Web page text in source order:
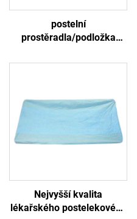
postelní
prostěradla/podložka
Nejvyšší kvalita
lékařského postelekového